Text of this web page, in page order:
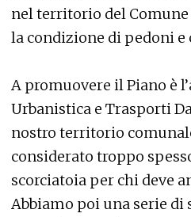
nel territorio del Comune
la condizione di pedoni e
A promuovere il Piano è
Urbanistica e Trasporti
nostro territorio
considerato troppo
scorciatoia per chi deve
Abbiamo poi una serie di